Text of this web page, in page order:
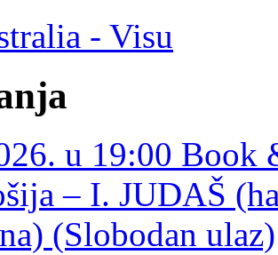
- Visu
u 19:00 Book
– I. JUDAŠ
(Slobodan ulaz)